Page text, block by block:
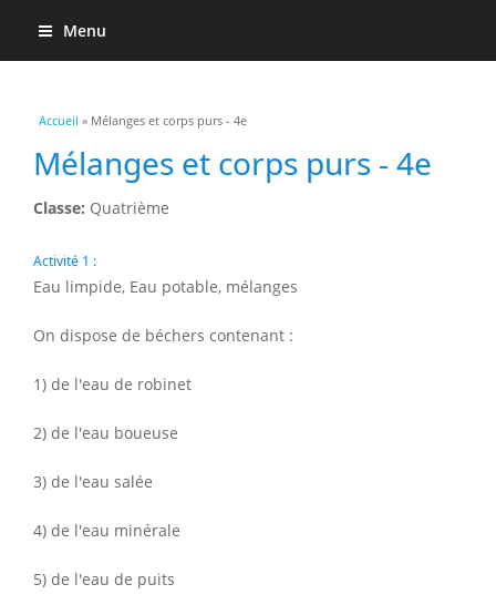
Menu
Vous êtes ici
Accueil » Mélanges et corps purs - 4e
Mélanges et corps purs - 4e
Classe: Quatrième
Activité 1 :
Eau limpide, Eau potable, mélanges
On dispose de béchers contenant :
1) de l'eau de robinet
2) de l'eau boueuse
3) de l'eau salée
4) de l'eau minérale
5) de l'eau de puits